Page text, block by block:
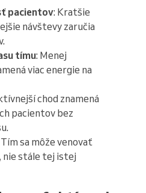
pacientov: Kratšie
návštevy zaručia
tímu: Menej
viac energie na
chod znamená
pacientov bez
Tím sa môže venovať
nie stále tej istej